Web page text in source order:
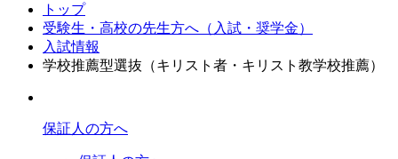
トップ
受験生・高校の先生方へ（入試・奨学金）
入試情報
学校推薦型選抜（キリスト者・キリスト教学校推薦）
保証人の方へ